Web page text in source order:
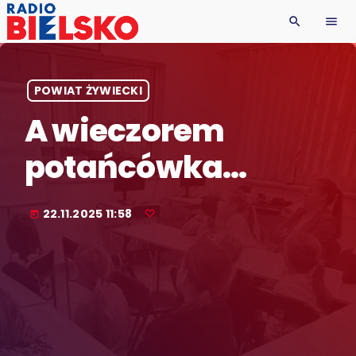
search menu
POWIAT ŻYWIECKI
A wieczorem
potańcówka…
today 22.11.2025 11:58